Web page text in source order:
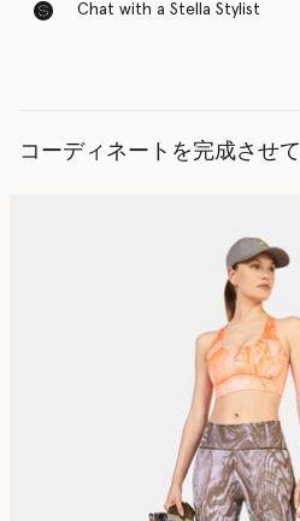
Chat with a Stella Stylist
コーディネートを完成させて